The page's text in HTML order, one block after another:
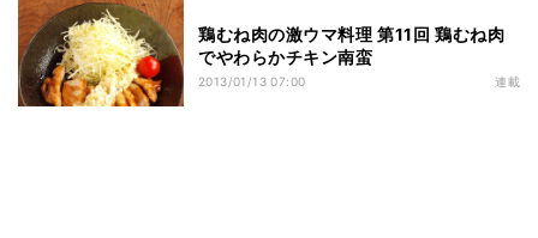
鶏むね肉の激ウマ料理 第11回 鶏むね肉
でやわらかチキン南蛮
2013/01/13 07:00 連載